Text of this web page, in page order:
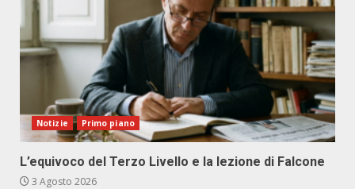
Notizie Primo piano
L’equivoco del Terzo Livello e la lezione di Falcone
3 Agosto 2026